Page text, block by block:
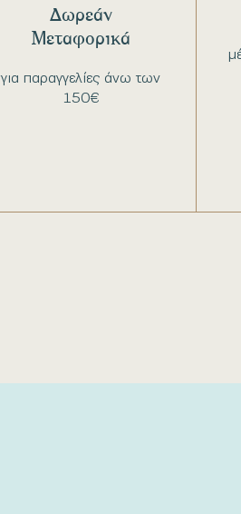
για παραγγελίες άνω των
150€
Δωρεάν
Μεταφορικά